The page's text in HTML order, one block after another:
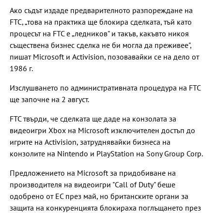
Ако съдът издаде предварителното разпореждане на
FTC, „това на практика ще блокира сделката, тъй като
процесът на FTC е „ледников" и такъв, какъвто никоя
съществена бизнес сделка не би могла да преживее",
пишат Microsoft и Activision, позовавайки се на дело от
1986 г.
Изслушването по административната процедура на FTC
ще започне на 2 август.
FTC твърди, че сделката ще даде на конзолата за
видеоигри Xbox на Microsoft изключителен достъп до
игрите на Activision, затруднявайки бизнеса на
конзолите на Nintendo и PlayStation на Sony Group Corp.
Предложението на Microsoft за придобиване на
производителя на видеоигри "Call of Duty" беше
одобрено от ЕС през май, но британските органи за
защита на конкуренцията блокираха поглъщането през